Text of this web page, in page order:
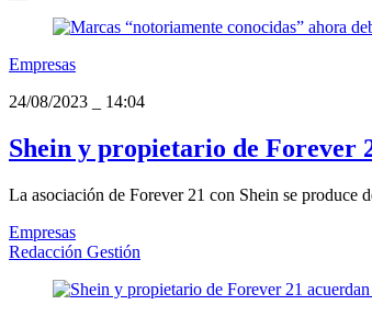
Empresas
24/08/2023
14:04
Shein y propietario de Forever
La asociación de Forever 21 con Shein se produce
Empresas
Redacción Gestión